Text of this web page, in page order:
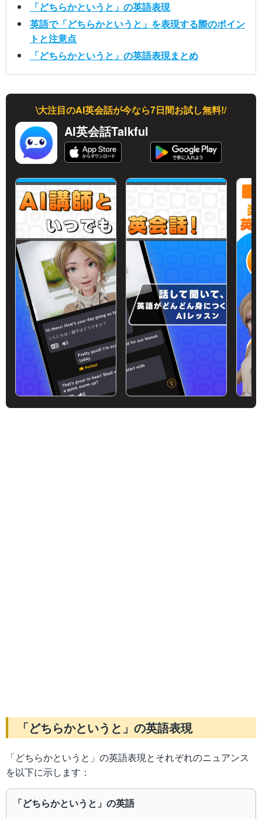
「どちらかというと」の英語表現
英語で「どちらかというと」を表現する際のポイン
トと注意点
「どちらかというと」の英語表現まとめ
\大注目のAI英会話が今なら7日間お試し無料!/
AI英会話Talkful
「どちらかというと」の英語表現
「どちらかというと」の英語表現とそれぞれのニュアンス
を以下に示します：
「どちらかというと」の英語